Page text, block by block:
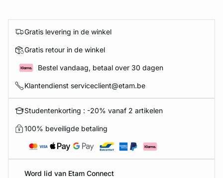
Gratis levering in de winkel
Gratis retour in de winkel
Bestel vandaag, betaal over 30 dagen
Klantendienst serviceclient@etam.be
Studentenkorting : -20% vanaf 2 artikelen
100% beveiligde betaling
Word lid van Etam Connect